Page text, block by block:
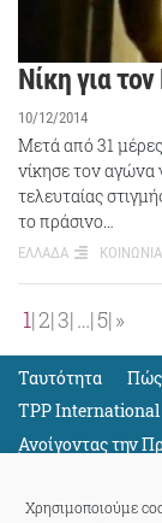
Χρησιμοποιούμε
Νίκη για
10/12/2014
Μετά από 31
νίκησε τον αγώνα
τελευταίας
το πράσινο…
ΕΛΛΑΔΑ ΚΟΙΝΩΝΙΑ
1 2 3 … 5 »
Ταυτότητα Πώς
TPP International
Ανοίγοντας την
Όλους